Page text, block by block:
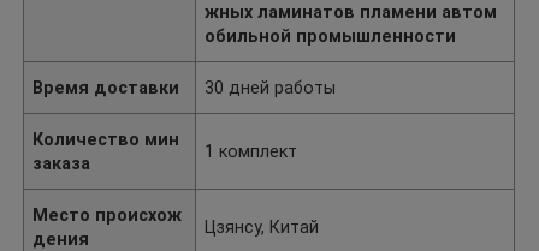
жных ламинатов пламени автом
обильной промышленности
Время доставки 30 дней работы
Количество мин
заказа
1 комплект
Место происхож
дения
Цзянсу, Китай